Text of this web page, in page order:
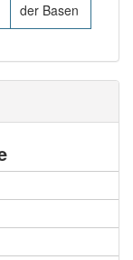
Organs,
Lage-
genannt.
der Basen